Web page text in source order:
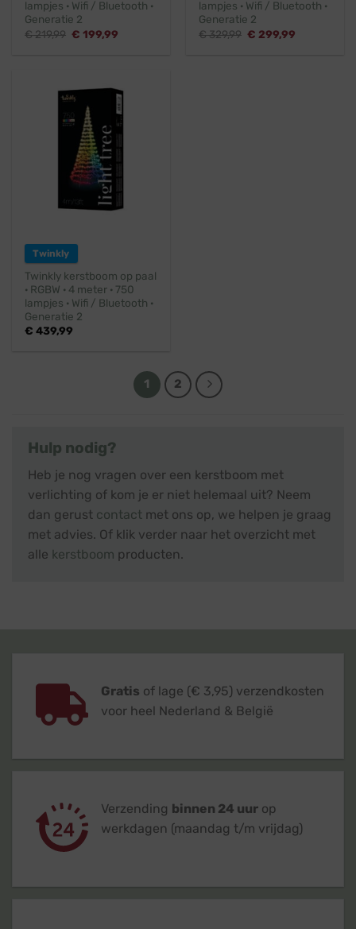
lampjes · Wifi / Bluetooth ·
Generatie 2
€219,99 Oorspronkelijke
€ 199,99
lampjes · Wifi / Bluetooth ·
Generatie 2
€329,99 Oorspronkelijke
€ 299,99
Twinkly
Twinkly kerstboom op paal
· RGBW · 4 meter · 750
lampjes · Wifi / Bluetooth ·
Generatie 2
€ 439,99
1 2
Hulp nodig?
Heb je nog vragen over een kerstboom met
verlichting of kom je er niet helemaal uit? Neem
dan gerust contact met ons op, we helpen je graag
met advies. Of klik verder naar het overzicht met
alle kerstboom producten.
Gratis of lage (€ 3,95) verzendkosten
voor heel Nederland & België
Verzending binnen 24 uur op
werkdagen (maandag t/m vrijdag)